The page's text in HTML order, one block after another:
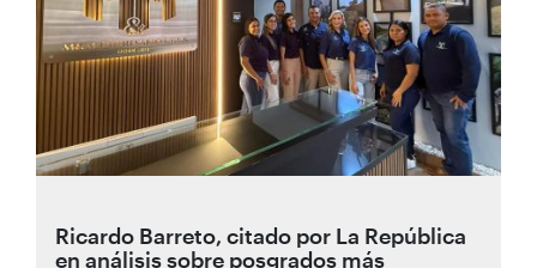
Ricardo Barreto, citado por La República
en análisis sobre posgrados más